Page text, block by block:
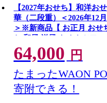
【2027年おせち】和洋お
華（二段重）＜2026年12
＞※新商品【 お正月 おせ
ち 和風 洋風 トオカツフ
県 山北町 】
64,000 円
たまったWAON
寄附できる！